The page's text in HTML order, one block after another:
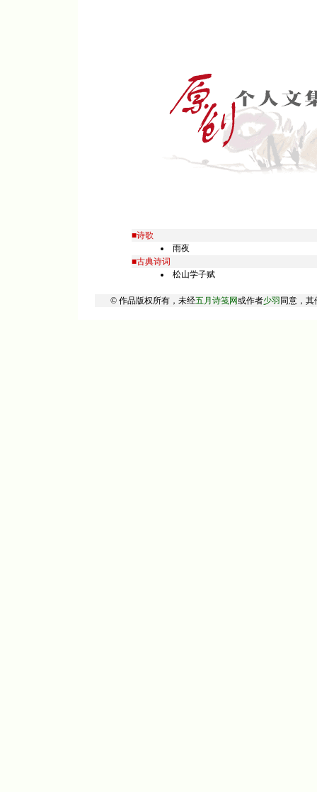
■诗歌
雨夜
■古典诗词
松山学子赋
© 作品版权所有，未经五月诗笺网或作者少羽 同意，